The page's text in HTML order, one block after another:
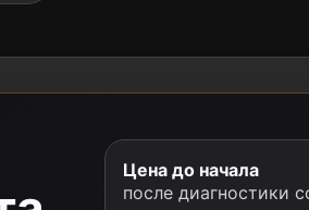
Цена до начала
после диагностики